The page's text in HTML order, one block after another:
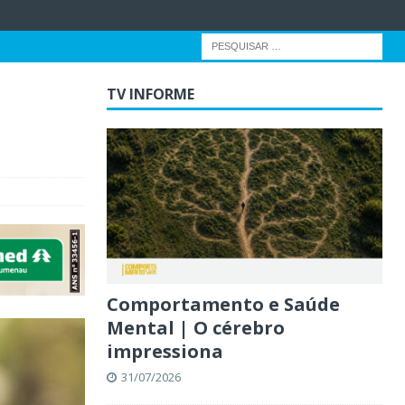
TV INFORME
Comportamento e Saúde
Mental | O cérebro
impressiona
31/07/2026